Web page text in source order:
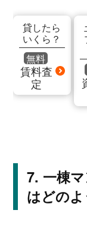
貸したら
いくら？
無料
賃料査
定
一棟
はどの